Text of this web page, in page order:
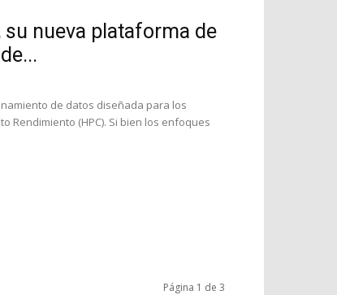
su nueva plataforma de
de datos diseñada para los
Rendimiento (HPC). Si bien los enfoques
Página 1 de 3